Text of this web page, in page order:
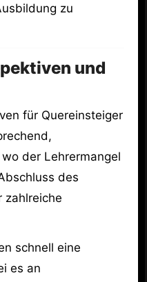
zu
und
für Quereinsteiger
der Lehrermangel
des
zahlreiche
schnell eine
es an